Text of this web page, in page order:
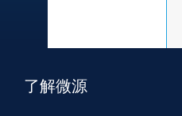
了解微源